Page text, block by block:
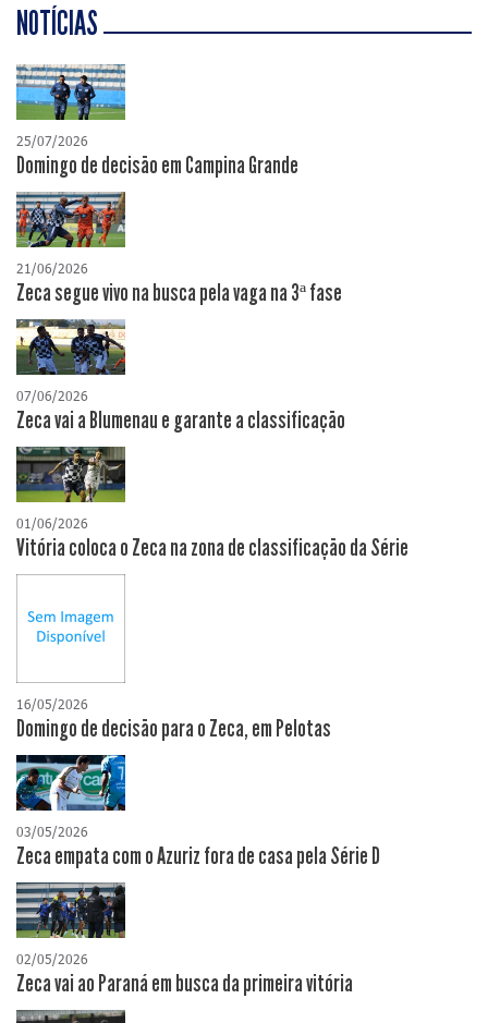
NOTÍCIAS
25/07/2026
Domingo de decisão em Campina Grande
21/06/2026
Zeca segue vivo na busca pela vaga na 3ª fase
07/06/2026
Zeca vai a Blumenau e garante a classificação
01/06/2026
Vitória coloca o Zeca na zona de classificação da Série
16/05/2026
Domingo de decisão para o Zeca, em Pelotas
03/05/2026
Zeca empata com o Azuriz fora de casa pela Série D
02/05/2026
Zeca vai ao Paraná em busca da primeira vitória